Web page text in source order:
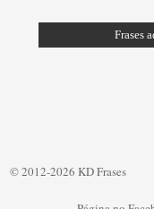
Frases
© 2012-2026 KD Frases